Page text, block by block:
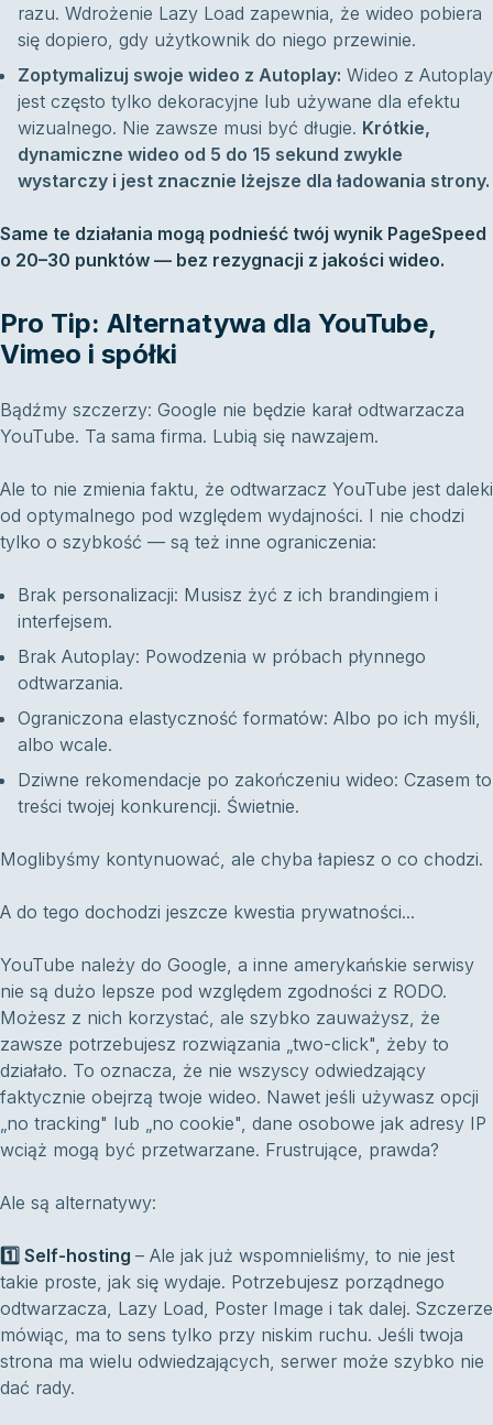
razu. Wdrożenie Lazy Load zapewnia, że wideo pobiera
się dopiero, gdy użytkownik do niego przewinie.
Zoptymalizuj swoje wideo z Autoplay: Wideo z Autoplay
jest często tylko dekoracyjne lub używane dla efektu
wizualnego. Nie zawsze musi być długie. Krótkie,
dynamiczne wideo od 5 do 15 sekund zwykle
wystarczy i jest znacznie lżejsze dla ładowania strony.
Same te działania mogą podnieść twój wynik PageSpeed
o 20–30 punktów — bez rezygnacji z jakości wideo.
Pro Tip: Alternatywa dla YouTube,
Vimeo i spółki
Bądźmy szczerzy: Google nie będzie karał odtwarzacza
YouTube. Ta sama firma. Lubią się nawzajem.
Ale to nie zmienia faktu, że odtwarzacz YouTube jest daleki
od optymalnego pod względem wydajności. I nie chodzi
tylko o szybkość — są też inne ograniczenia:
Brak personalizacji: Musisz żyć z ich brandingiem i
interfejsem.
Brak Autoplay: Powodzenia w próbach płynnego
odtwarzania.
Ograniczona elastyczność formatów: Albo po ich myśli,
albo wcale.
Dziwne rekomendacje po zakończeniu wideo: Czasem to
treści twojej konkurencji. Świetnie.
Moglibyśmy kontynuować, ale chyba łapiesz o co chodzi.
A do tego dochodzi jeszcze kwestia prywatności...
YouTube należy do Google, a inne amerykańskie serwisy
nie są dużo lepsze pod względem zgodności z RODO.
Możesz z nich korzystać, ale szybko zauważysz, że
zawsze potrzebujesz rozwiązania „two-click", żeby to
działało. To oznacza, że nie wszyscy odwiedzający
faktycznie obejrzą twoje wideo. Nawet jeśli używasz opcji
„no tracking" lub „no cookie", dane osobowe jak adresy IP
wciąż mogą być przetwarzane. Frustrujące, prawda?
Ale są alternatywy:
1️⃣ Self-hosting – Ale jak już wspomnieliśmy, to nie jest
takie proste, jak się wydaje. Potrzebujesz porządnego
odtwarzacza, Lazy Load, Poster Image i tak dalej. Szczerze
mówiąc, ma to sens tylko przy niskim ruchu. Jeśli twoja
strona ma wielu odwiedzających, serwer może szybko nie
dać rady.